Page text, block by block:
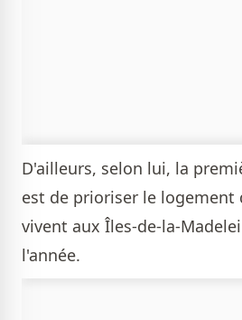
D'ailleurs, selon lui, la
est de prioriser le logement
vivent aux Îles-de-la-
l'année.